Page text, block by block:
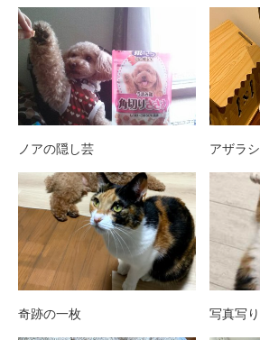
ノアの隠し芸 アザラシ
奇跡の一枚 写真写り